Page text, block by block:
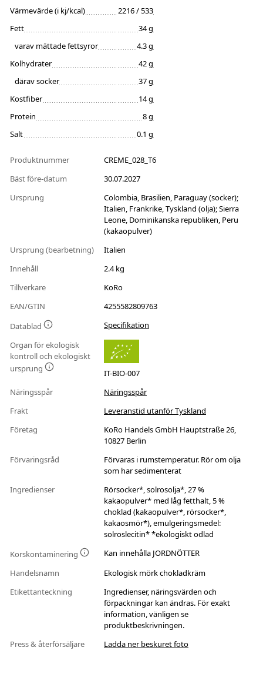
Värmevärde (i kj/kcal)
2216 / 533
Fett
34 g
varav mättade fettsyror
4.3 g
Kolhydrater
42 g
därav socker
37 g
Kostfiber
14 g
Protein
8 g
Salt
0.1 g
Produktnummer
CREME_028_T6
Bäst före-datum
30.07.2027
Ursprung
Colombia, Brasilien, Paraguay (socker);
Italien, Frankrike, Tyskland (olja); Sierra
Leone, Dominikanska republiken, Peru
(kakaopulver)
Ursprung (bearbetning)
Italien
Innehåll
2.4 kg
Tillverkare
KoRo
EAN/GTIN
4255582809763
Datablad
Specifikation
Organ för ekologisk
kontroll och ekologiskt
ursprung
IT-BIO-007
Näringsspår
Näringsspår
Frakt
Leveranstid utanför Tyskland
Företag
KoRo Handels GmbH Hauptstraße 26,
10827 Berlin
Förvaringsråd
Förvaras i rumstemperatur. Rör om olja
som har sedimenterat
Ingredienser
Rörsocker*, solrosolja*, 27 %
kakaopulver* med låg fetthalt, 5 %
choklad (kakaopulver*, rörsocker*,
kakaosmör*), emulgeringsmedel:
solroslecitin* *ekologiskt odlad
Korskontaminering
Kan innehålla JORDNÖTTER
Handelsnamn
Ekologisk mörk chokladkräm
Etikettanteckning
Ingredienser, näringsvärden och
förpackningar kan ändras. För exakt
information, vänligen se
produktbeskrivningen.
Press & återförsäljare
Ladda ner beskuret foto